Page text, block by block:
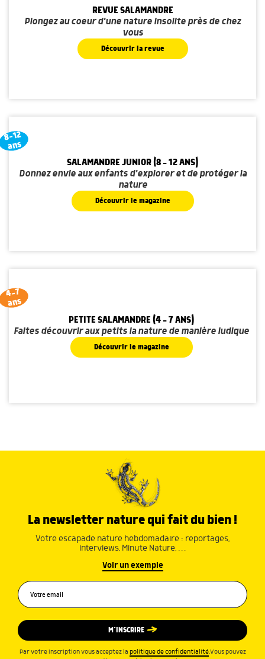
REVUE SALAMANDRE
Plongez au coeur d'une nature insolite près de chez
vous
Découvrir la revue
8-12
ans
SALAMANDRE JUNIOR (8 - 12 ANS)
Donnez envie aux enfants d'explorer et de protéger la
nature
Découvrir le magazine
4-7
ans
PETITE SALAMANDRE (4 - 7 ANS)
Faites découvrir aux petits la nature de manière ludique
Découvrir le magazine
La newsletter nature qui fait du bien !
Votre escapade nature hebdomadaire : reportages,
interviews, Minute Nature, …
Voir un exemple
M’INSCRIRE
Par votre inscription vous acceptez la politique de confidentialité.Vous pouvez